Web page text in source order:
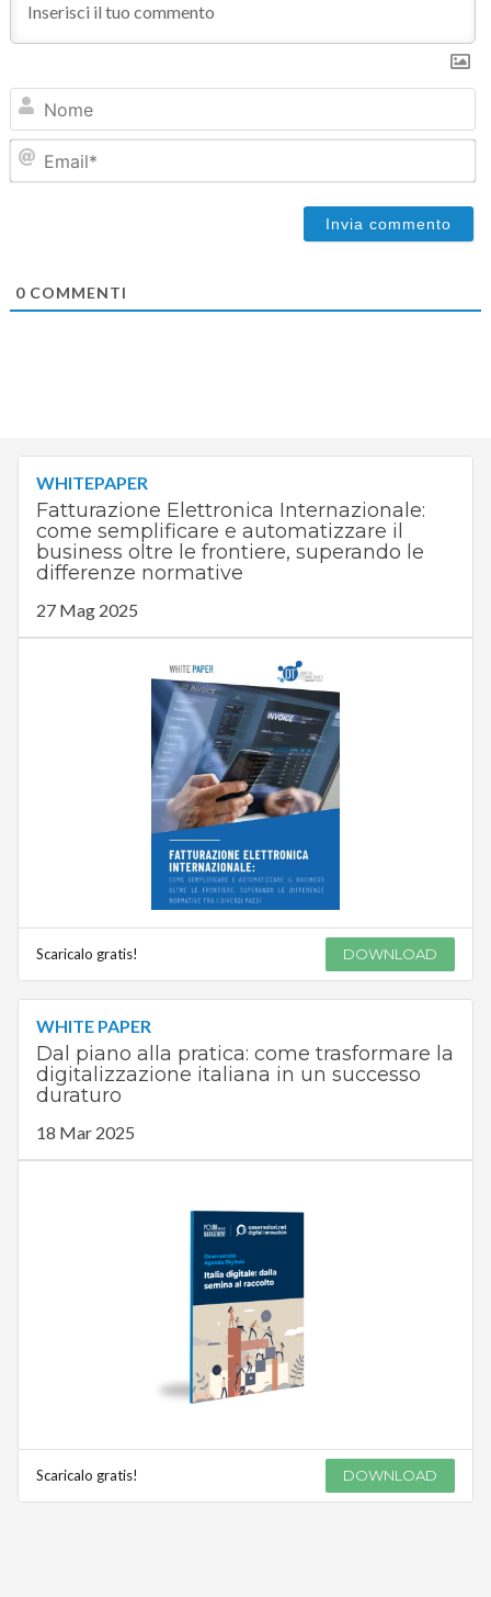
0COMMENTI
WHITEPAPER
Fatturazione Elettronica Internazionale:
come semplificare e automatizzare il
business oltre le frontiere, superando le
differenze normative
27 Mag 2025
Scaricalo gratis! DOWNLOAD
WHITE PAPER
Dal piano alla pratica: come trasformare la
digitalizzazione italiana in un successo
duraturo
18 Mar 2025
Scaricalo gratis! DOWNLOAD